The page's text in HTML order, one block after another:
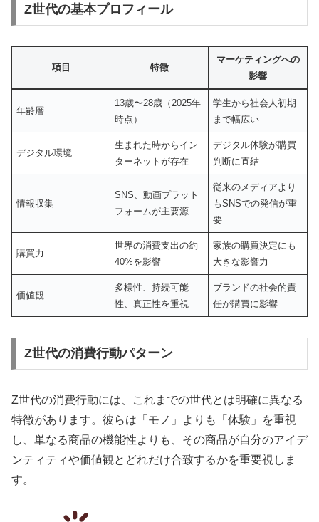
Z世代の基本プロフィール
項目 特徴
マーケティングへの
影響
年齢層
13歳〜28歳（2025年
時点）
学生から社会人初期
まで幅広い
デジタル環境
生まれた時からイン
ターネットが存在
デジタル体験が購買
判断に直結
情報収集
SNS、動画プラット
フォームが主要源
従来のメディアより
もSNSでの発信が重
要
購買力
世界の消費支出の約
40%を影響
家族の購買決定にも
大きな影響力
価値観
多様性、持続可能
性、真正性を重視
ブランドの社会的責
任が購買に影響
Z世代の消費行動パターン
Z世代の消費行動には、これまでの世代とは明確に異なる
特徴があります。彼らは「モノ」よりも「体験」を重視
し、単なる商品の機能性よりも、その商品が自分のアイデ
ンティティや価値観とどれだけ合致するかを重要視しま
す。